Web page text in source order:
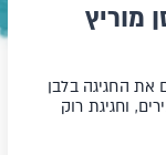
את החגיגה בלבן
וחגיגת רוק